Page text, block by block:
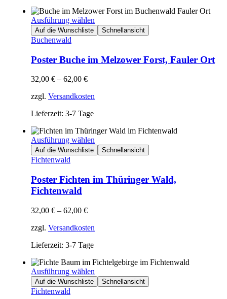
Ausführung wählen
Auf die Wunschliste Schnellansicht
Buchenwald
Poster Buche im Melzower Forst, Fauler Ort
32,00 €– 62,00 €
zzgl. Versandkosten
Lieferzeit: 3-7 Tage
Ausführung wählen
Auf die Wunschliste Schnellansicht
Fichtenwald
Poster Fichten im Thüringer Wald,
Fichtenwald
32,00 €– 62,00 €
zzgl. Versandkosten
Lieferzeit: 3-7 Tage
Ausführung wählen
Auf die Wunschliste Schnellansicht
Fichtenwald